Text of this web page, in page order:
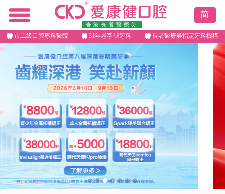
香港長者醫療券
简
市二級口腔專科醫院 31年老字號牙科 長者醫療券指定牙科機構